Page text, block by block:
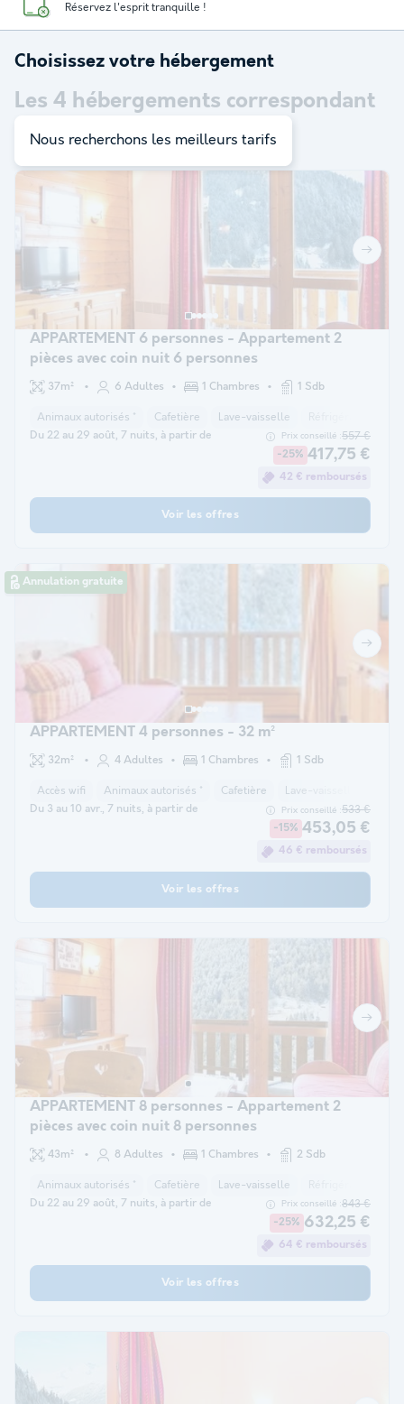
Réservez l'esprit tranquille !
Choisissez votre hébergement
Les 4 hébergements correspondant
à votre sélection
APPARTEMENT 6 personnes - Appartement 2
pièces avec coin nuit 6 personnes
37m² 6 Adultes 1 Chambres 1 Sdb
Animaux autorisés * Cafetière Lave-vaisselle
Du 22 au 29 août, 7 nuits, à partir de Prix conseillé :557 €
-25% 417,75 €
42 € remboursés
Voir les offres
Annulation gratuite
APPARTEMENT 4 personnes - 32 m²
32m² 4 Adultes 1 Chambres 1 Sdb
Accès wifi Animaux autorisés * Cafetière Lave-vaisselle
Du 3 au 10 avr., 7 nuits, à partir de Prix conseillé :533 €
-15% 453,05 €
46 € remboursés
Voir les offres
APPARTEMENT 8 personnes - Appartement 2
pièces avec coin nuit 8 personnes
43m² 8 Adultes 1 Chambres 2 Sdb
Animaux autorisés * Cafetière Lave-vaisselle
Du 22 au 29 août, 7 nuits, à partir de Prix conseillé :843 €
-25% 632,25 €
64 € remboursés
Voir les offres
Nous recherchons les meilleurs tarifs